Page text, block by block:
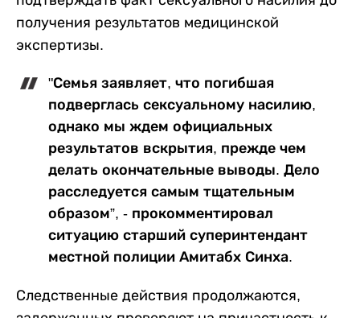
получения результатов медицинской
экспертизы.
"Семья заявляет, что погибшая
подверглась сексуальному насилию,
однако мы ждем официальных
результатов вскрытия, прежде чем
делать окончательные выводы. Дело
расследуется самым тщательным
образом”, - прокомментировал
ситуацию старший суперинтендант
местной полиции Амитабх Синха.
Следственные действия продолжаются,